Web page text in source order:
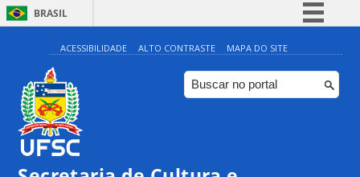
BRASIL
Simplifique!
Comunica BR
Participe
ACESSIBILIDADE ALTO CONTRASTE MAPA DO SITE
0:00
1:00